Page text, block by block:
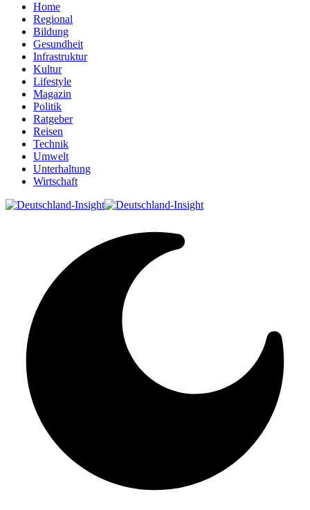
Home
Regional
Bildung
Gesundheit
Infrastruktur
Kultur
Lifestyle
Magazin
Politik
Ratgeber
Reisen
Technik
Umwelt
Unterhaltung
Wirtschaft